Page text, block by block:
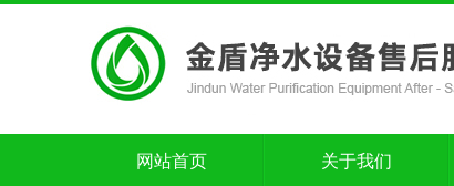
网站首页
网站首页
关于我们